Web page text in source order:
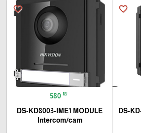
favorite_border
DS-
favorite_border
580 ₪
DS-KD8003-IME1 MODULE
Intercom/cam